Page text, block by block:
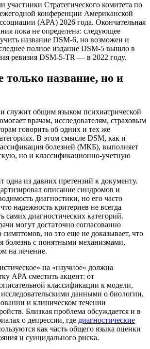
участники Стратегического комитета по
конференции Американской
(APA) 2026 года. Окончательная
пока не определена: следующее
название DSM-6, но возможен и
полное издание DSM-5 вышло в
ревизия DSM-5-TR — в 2022 году.
только название, но и
служит общим языком психиатрической
врачам, исследователям, страховым
говорить об одних и тех же
В этом смысле DSM, как и
болезней (МКБ), выполняет
но и классификационно-учетную
одна из давних претензий к документу.
описание синдромов и
диагностики, но его часто
надежность критериев не всегда
самих диагностических категорий.
могут достаточно согласованно
симптомов, но это еще не доказывает, что
болезнь с понятными механизмами,
на лечение.
на «научное» должна
APA сместить акцент: от
классификации к модели,
исследовательскими данными о биологии,
и клиническом течении
Близкая проблема обсуждается и в
о депрессии, где диагностические
как часть общего языка оценки
и суицидального риска.